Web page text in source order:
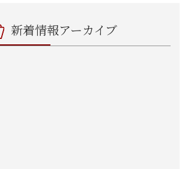
新着情報アーカイブ